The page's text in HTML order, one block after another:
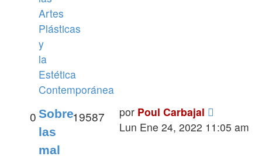
Artes
Plásticas
y
la
Estética
Contemporánea
Sobre
las
mal
0 19587 por Poul Carbajal
Lun Ene 24, 2022 11:05 am